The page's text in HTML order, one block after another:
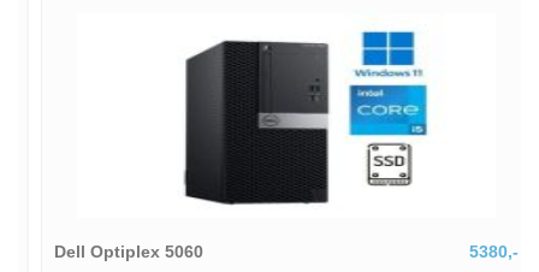
Dell Optiplex 5060 5380,-